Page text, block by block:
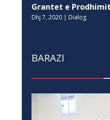
Grantet e
Dhj 7, 2020| Dialog
BARAZI